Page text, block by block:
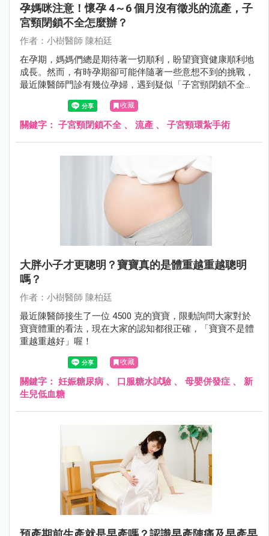
孕媽咪注意！懷孕 4～6 個月沒有徵兆的流產，子
宮頸閉鎖不全怎麼辦？
作者：小樹醫師 陳柏廷
在孕期，媽媽們總是期待著一切順利，盼望寶寶健康順利地
成長。然而，有時孕期卻可能伴隨著一些意想不到的挑戰，
最近陳醫師門診有幾位孕婦，遇到疑似「子宮頸閉鎖不全」
收藏
關鍵字： 子宮頸閉鎖不全 、 流產 、 子宮頸環紮手術
大胖小子才更聰明？寶寶真的是體重越重越聰明
嗎？
作者：小樹醫師 陳柏廷
最近陳醫師接生了一位 4500 克的寶寶，限動詢問大家對於
寶寶體重的看法，現在大家的認知都很正確，「寶寶不是體
重越重越好」喔！
收藏
關鍵字： 妊娠糖尿病 、 口服糖水試驗、 母嬰併發症 、 新
生兒低血糖